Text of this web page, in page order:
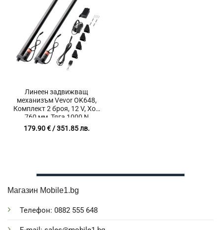
Линеен задвижващ
механизъм Vevor OK648,
Комплект 2 броя, 12 V, Ход
760 мм, Тяга 1000 N
179.90€/ 351.85 лв.
Магазин Mobile1.bg
Телефон: 0882 555 648